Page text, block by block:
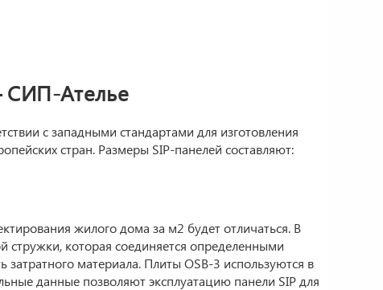
СИП-Ателье
с западными стандартами для изготовления
стран. Размеры SIP-панелей составляют:
жилого дома за м2 будет отличаться. В
стружки, которая соединяется определенными
материала. Плиты OSB-3 используются в
данные позволяют эксплуатацию панели SIP для